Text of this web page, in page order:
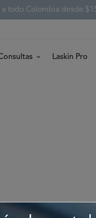
a todo Colombia desde
Laskin Pro
Désolé, il n'y a